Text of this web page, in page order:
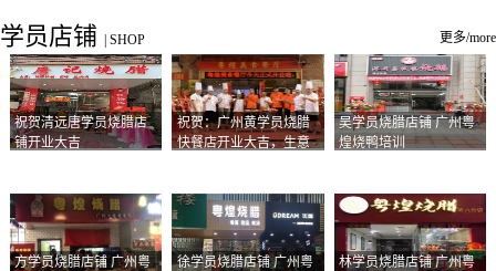
学员店铺 SHOP 更多/more
祝贺清远唐学员烧腊店
铺开业大吉
祝贺：广州黄学员烧腊
快餐店开业大吉，生意
吴学员烧腊店铺 广州粤
煌烧鸭培训
方学员烧腊店铺 广州粤
徐学员烧腊店铺 广州粤
林学员烧腊店铺 广州粤